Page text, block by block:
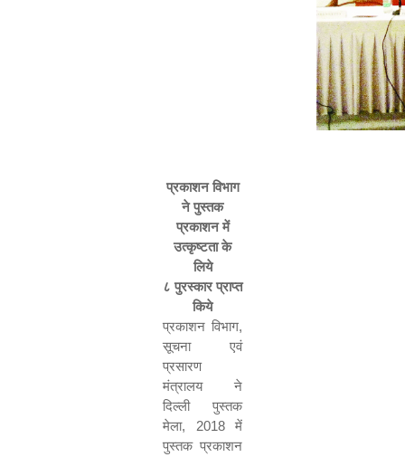
प्रकाशन विभाग
ने पुस्तक
प्रकाशन में
उत्कृष्टता के
लिये
८ पुरस्कार प्राप्त
किये
प्रकाशन विभाग,
सूचना एवं
प्रसारण
मंत्रालय ने
दिल्ली पुस्तक
मेला, 2018 में
पुस्तक प्रकाशन